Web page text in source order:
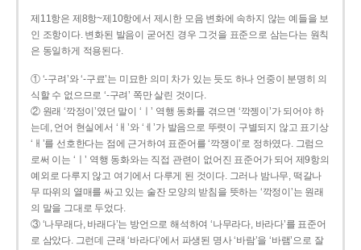
제11항은 제8항~제10항에서 제시한 모음 변화에 속하지 않는 예들을 보
인 조항이다. 변화된 발음이 굳어진 경우 그것을 표준으로 삼는다는 원칙
은 동일하게 적용된다.
① ‘-구려’와 ‘-구료’는 미묘한 의미 차가 있는 듯도 하나 언중이 분명히 의
식할 수 없으므로 ‘-구려’ 쪽만 살린 것이다.
② 원래 ‘깍정이’였던 말이 ‘ㅣ’ 역행 동화를 겪으면 ‘깍젱이’가 되어야 하
는데, 언어 현실에서 ‘ㅐ’와 ‘ㅔ’가 발음으로 뚜렷이 구별되지 않고 표기상
‘ㅐ’를 선호한다는 점에 근거하여 표준어를 ‘깍쟁이’로 정하였다. 그럼으
로써 이는 ‘ㅣ’ 역행 동화와는 직접 관련이 없어진 표준어가 되어 제9항의
예외로 다루지 않고 여기에서 다루게 된 것이다. 그러나 밤나무, 떡갈나
무 따위의 열매를 싸고 있는 술잔 모양의 받침을 뜻하는 ‘깍정이’는 원래
의 말을 그대로 두었다.
③ ‘나무래다, 바래다’는 방언으로 해석하여 ‘나무라다, 바라다’를 표준어
로 삼았다. 그런데 근래 ‘바라다’에서 파생된 명사 ‘바람’을 ‘바램’으로 잘